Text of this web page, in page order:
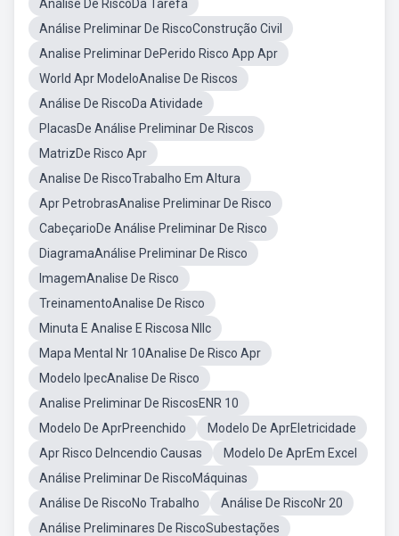
Análise De RiscoDa Tarefa
Análise Preliminar De RiscoConstrução Civil
Analise Preliminar DePerido Risco App Apr
World Apr ModeloAnalise De Riscos
Análise De RiscoDa Atividade
PlacasDe Análise Preliminar De Riscos
MatrizDe Risco Apr
Analise De RiscoTrabalho Em Altura
Apr PetrobrasAnalise Preliminar De Risco
CabeçarioDe Análise Preliminar De Risco
DiagramaAnálise Preliminar De Risco
ImagemAnalise De Risco
TreinamentoAnalise De Risco
Minuta E Analise E Riscosa Nllc
Mapa Mental Nr 10Analise De Risco Apr
Modelo IpecAnalise De Risco
Analise Preliminar De RiscosENR 10
Modelo De AprPreenchido
Modelo De AprEletricidade
Apr Risco DeIncendio Causas
Modelo De AprEm Excel
Análise Preliminar De RiscoMáquinas
Análise De RiscoNo Trabalho
Análise De RiscoNr 20
Análise Preliminares De RiscoSubestações